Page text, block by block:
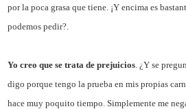
por la poca grasa que tiene. ¡Y encima es
podemos pedir?.
Yo creo que se trata de prejuicios . ¿Y se
digo porque tengo la prueba en mis propias
hace muy poquito tiempo. Simplemente me